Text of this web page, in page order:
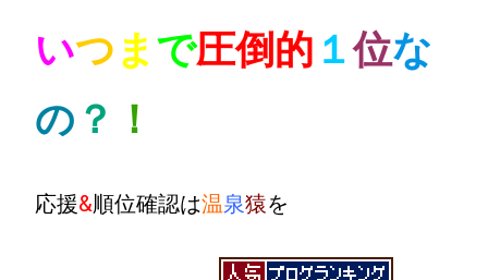
いつまで圧倒的 １位な
の ？ ！
応援&順位確認は温泉猿を